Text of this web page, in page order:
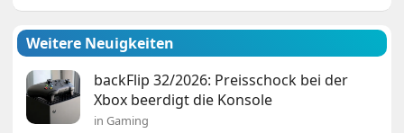
Weitere Neuigkeiten
backFlip 32/2026: Preisschock bei der
Xbox beerdigt die Konsole
in Gaming